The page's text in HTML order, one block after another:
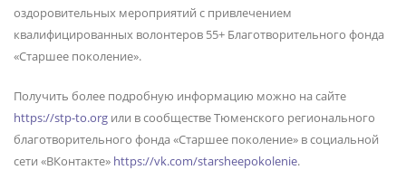
оздоровительных мероприятий с привлечением
квалифицированных волонтеров 55+ Благотворительного фонда
«Старшее поколение».
Получить более подробную информацию можно на сайте
https://stp-to.org или в сообществе Тюменского регионального
благотворительного фонда «Старшее поколение» в социальной
сети «ВКонтакте» https://vk.com/starsheepokolenie.